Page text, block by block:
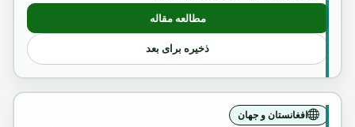
مطالعه مقاله: بازهم تأملی بر "موافقتانامه" دو
ذخیره برای بعد
افغانستان و جهان